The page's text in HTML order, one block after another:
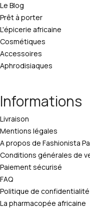
Le Blog
Prêt à porter
L'épicerie africaine
Cosmétiques
Accessoires
Aphrodisiaques
Informations
Livraison
Mentions légales
A propos de Fashionista
Conditions générales de
Paiement sécurisé
FAQ
Politique de confidentialité
La pharmacopée africaine